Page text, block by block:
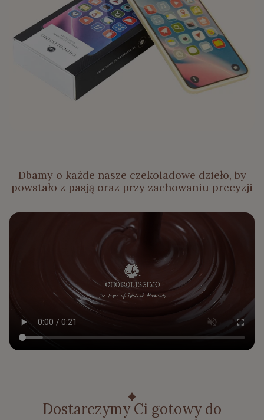
Dbamy o każde nasze czekoladowe dzieło, by
powstało z pasją oraz przy zachowaniu precyzji
Dostarczymy Ci gotowy do